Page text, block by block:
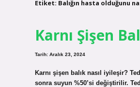
Etiket: Balığın hasta olduğunu
Karnı Şişen
Tarih: Aralık 23, 2024
Karnı şişen balık nasıl iyileşir?
sonra suyun %50’si değiştirilir.